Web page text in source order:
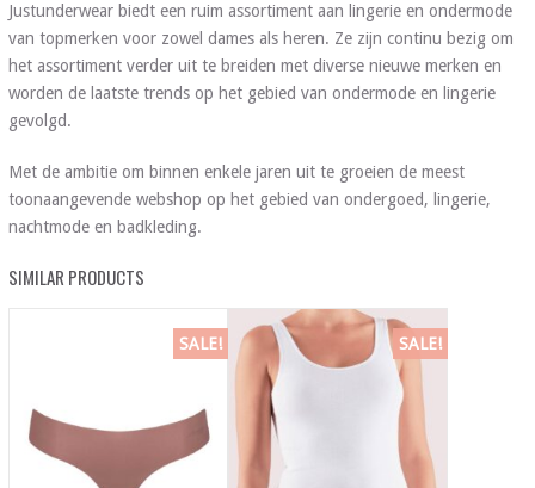
Justunderwear biedt een ruim assortiment aan lingerie en ondermode
van topmerken voor zowel dames als heren. Ze zijn continu bezig om
het assortiment verder uit te breiden met diverse nieuwe merken en
worden de laatste trends op het gebied van ondermode en lingerie
gevolgd.
Met de ambitie om binnen enkele jaren uit te groeien de meest
toonaangevende webshop op het gebied van ondergoed, lingerie,
nachtmode en badkleding.
SIMILAR PRODUCTS
SALE! SALE!